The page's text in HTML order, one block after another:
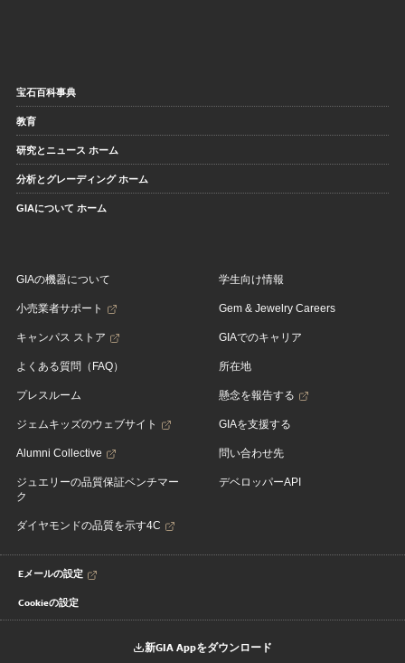
宝石百科事典
教育
研究とニュース ホーム
分析とグレーディング ホーム
GIAについて ホーム
GIAの機器について
小売業者サポート
キャンパス ストア
よくある質問（FAQ）
プレスルーム
ジェムキッズのウェブサイト
Alumni Collective
ジュエリーの品質保証ベンチマー
ク
ダイヤモンドの品質を示す4C
学生向け情報
Gem & Jewelry Careers
GIAでのキャリア
所在地
懸念を報告する
GIAを支援する
問い合わせ先
デベロッパーAPI
Eメールの設定
Cookieの設定
新GIA Appをダウンロード